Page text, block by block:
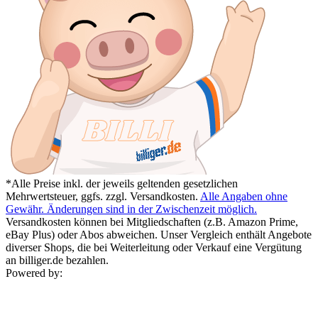
*Alle Preise inkl. der jeweils geltenden gesetzlichen
Mehrwertsteuer, ggfs. zzgl. Versandkosten. Alle Angaben ohne
Gewähr. Änderungen sind in der Zwischenzeit möglich.
Versandkosten können bei Mitgliedschaften (z.B. Amazon Prime,
eBay Plus) oder Abos abweichen. Unser Vergleich enthält Angebote
diverser Shops, die bei Weiterleitung oder Verkauf eine Vergütung
an billiger.de bezahlen.
Powered by: